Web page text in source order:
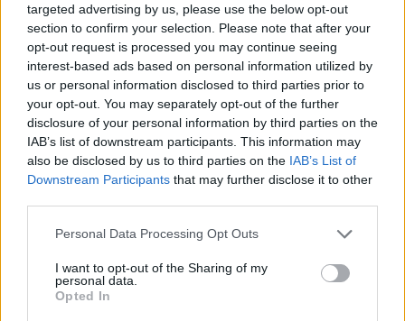
targeted advertising by us, please use the below opt-out
section to confirm your selection. Please note that after your
opt-out request is processed you may continue seeing
interest-based ads based on personal information utilized by
us or personal information disclosed to third parties prior to
your opt-out. You may separately opt-out of the further
disclosure of your personal information by third parties on the
IAB’s list of downstream participants. This information may
also be disclosed by us to third parties on the IAB’s List of
Downstream Participants that may further disclose it to other
Personal Data Processing Opt Outs
I want to opt-out of the Sharing of my
personal data.
Opted In
v této východoafrické zemi
opakovaně objevily případy otrav slonů, které souvisely s
pytláctvím, uvedla agentura AP.
Soud v Plzni dal pokutu a zákaz funkcí za legalizaci
cesty u Klínovce
29.7.2026 15:51 (ČTK)
Pokutu 73 000 korun a zákaz
výkonu funkcí spojených s
řídící, organizační a
rozhodovací pravomocí ve
vyměřil v odvolacím řízení Krajský soud v Plzni vedoucí stavebního
server Novinky , podle nějž úřednice vydala před šesti lety v
rozporu se stavebním zákonem několik rozhodnutí ve snaze
legalizovat načerno budovanou lesní cestu klíčovou pro propojení